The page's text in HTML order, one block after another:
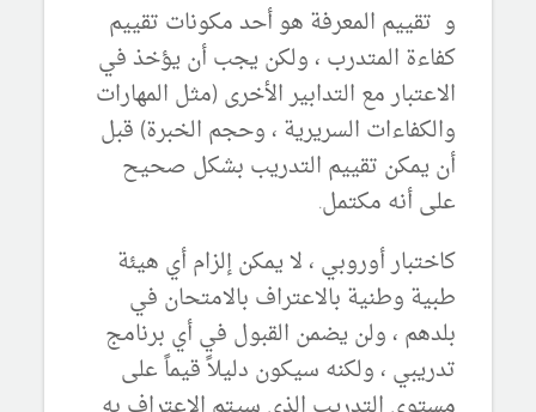
و تقييم المعرفة هو أحد مكونات تقييم
كفاءة المتدرب ، ولكن يجب أن يؤخذ في
الاعتبار مع التدابير الأخرى (مثل المهارات
والكفاءات السريرية ، وحجم الخبرة) قبل
أن يمكن تقييم التدريب بشكل صحيح
على أنه مكتمل.
كاختبار أوروبي ، لا يمكن إلزام أي هيئة
طبية وطنية بالاعتراف بالامتحان في
بلدهم ، ولن يضمن القبول في أي برنامج
تدريبي ، ولكنه سيكون دليلاً قيماً على